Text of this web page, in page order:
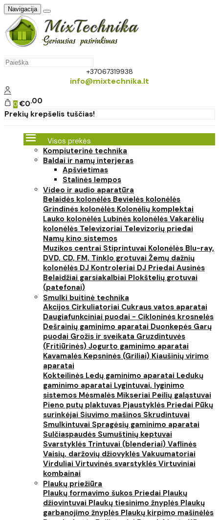
Navigacija
+37067319938
info@mixtechnika.lt
0 €0 00
Prekių krepšelis tuščias!
Visos prekės
Kompiuterinė technika
Baldai ir namų interjeras
Apšvietimas
Stalinės lempos
Video ir audio aparatūra
Belaidės kolonėlės Bevielės kolonėlės
Grindinės kolonėlės Kolonėlių komplektai
Lauko kolonėlės Lubinės kolonėlės Vakarėlių
kolonėlės Televizoriai Televizorių priedai
Namų kino sistemos
Muzikos centrai Stiprintuvai Kolonėlės Blu-ray,
DVD, CD, FM, Tinklo grotuvai Žemų dažnių
kolonėlės DJ Kontroleriai DJ Priedai Ausinės
Belaidžiai garsiakalbiai Plokštelių grotuvai
(patefonai)
Smulki buitinė technika
Akcijos Cirkuliatoriai Cukraus vatos aparatai
Daugiafunkciniai puodai - Cikloninės krosnelės
Dešrainių gaminimo aparatai Duonkepės Garų
puodai Grožis ir sveikata Gruzdintuvės
(Fritiūrinės) Jogurto gaminimo aparatai
Kavamalės Kepsninės (Griliai) Kiaušinių virimo
aparatai
Kokteilinės Ledų gaminimo aparatai Ledukų
gaminimo aparatai Lygintuvai, lyginimo
sistemos Mėsmalės Mikseriai Peilių galąstuvai
Pieno putų plaktuvas Pjaustyklės Priedai Pūkų
surinkėjai Siuvimo mašinos Skrudintuvai
Smulkintuvai Spragėsių gaminimo aparatai
Sulčiaspaudės Sumuštinių keptuvai
Svarstyklės Trintuvai (blenderiai) Vaflinės
Vaisių, daržovių džiovyklės Vakuumatoriai
Virduliai Virtuvinės svarstyklės Virtuviniai
kombainai
Plaukų priežiūra
Plaukų formavimo šukos Priedai Plaukų
džiovintuvai Plaukų tiesinimo žnyplės Plaukų
garbanojimo žnyplės Plaukų kirpimo mašinėlės